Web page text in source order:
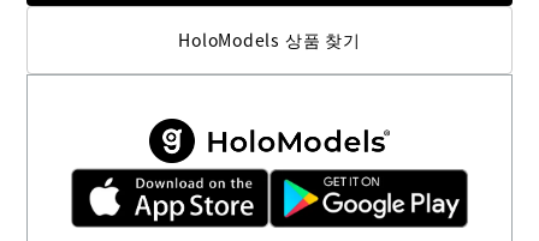
HoloModels 상품 찾기